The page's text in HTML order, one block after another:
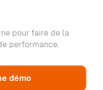
pour faire de la
performance.
démo